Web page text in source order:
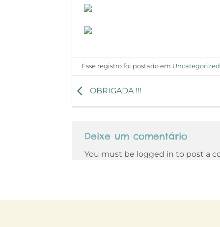
Esse registro foi postado em Uncategorized
OBRIGADA !!!
Deixe um comentário
You must be logged in to post a